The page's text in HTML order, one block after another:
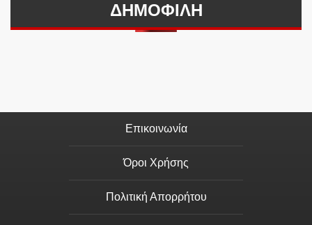
ΔΗΜΟΦΙΛΗ
Επικοινωνία
Όροι Χρήσης
Πολιτική Απορρήτου